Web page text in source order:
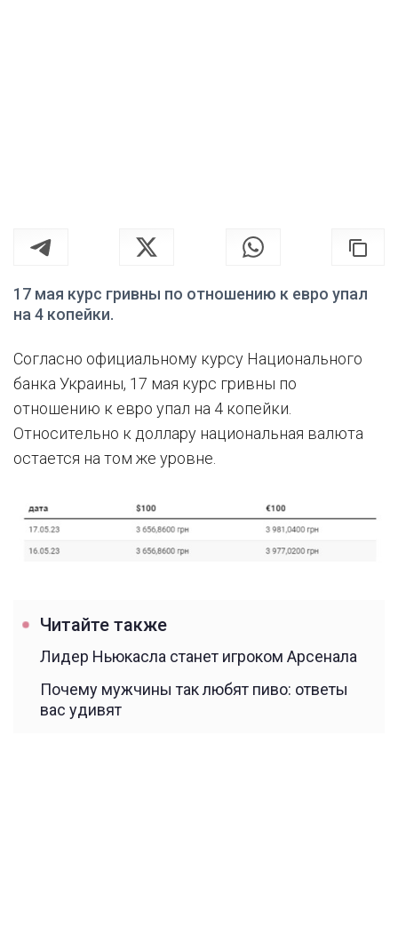
17 мая курс гривны по отношению к евро упал
на 4 копейки.
Согласно официальному курсу Национального
банка Украины, 17 мая курс гривны по
отношению к евро упал на 4 копейки.
Относительно к доллару национальная валюта
остается на том же уровне.
Читайте также
Лидер Ньюкасла станет игроком Арсенала
Почему мужчины так любят пиво: ответы
вас удивят